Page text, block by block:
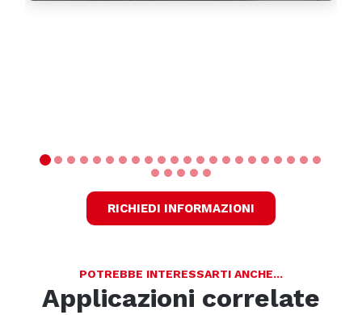
RICHIEDI INFORMAZIONI
POTREBBE INTERESSARTI ANCHE...
Applicazioni correlate